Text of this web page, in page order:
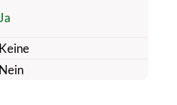
Ja
Keine
Nein